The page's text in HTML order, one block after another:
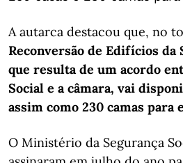
A autarca destacou que, no
Reconversão de Edifícios da
que resulta de um acordo
Social e a câmara, vai
assim como 230 camas para
O Ministério da Segurança